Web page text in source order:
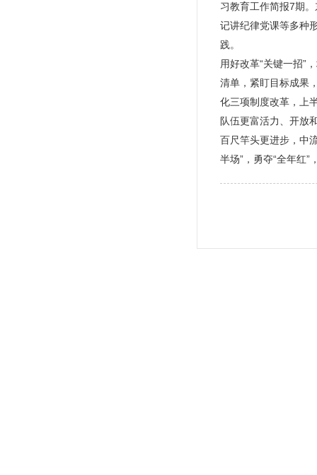
习教育工作简报7期
记讲纪律党课等多种
践。
用好改革“关键一招”
清单，紧盯目标成果
化三项制度改革，上
队伍更富活力、开放
百尺竿头更进步，中
半场”，勇夺“全年红